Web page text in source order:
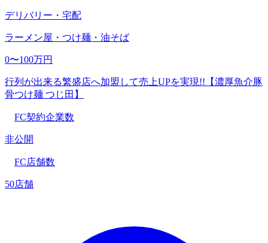
デリバリー・宅配
ラーメン屋・つけ麺・油そば
0〜100万円
行列が出来る繁盛店へ加盟して売上UPを実現!!【濃厚魚介豚
骨つけ麺 つじ田】
FC契約企業数
非公開
FC店舗数
50店舗